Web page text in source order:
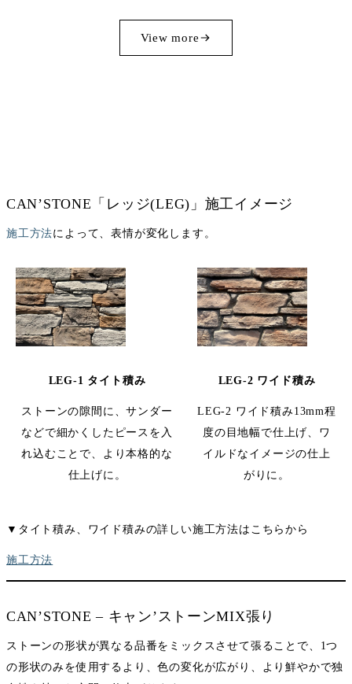
View more
CAN’STONE「レッジ(LEG)」施工イメージ
施工方法によって、表情が変化します。
LEG-1 タイト積み
ストーンの隙間に、サンダー
などで細かくしたピースを入
れ込むことで、より本格的な
仕上げに。
LEG-2 ワイド積み
LEG-2 ワイド積み13mm程
度の目地幅で仕上げ、ワ
イルドなイメージの仕上
がりに。
▼タイト積み、ワイド積みの詳しい施工方法はこちらから
施工方法
CAN’STONE – キャン’ストーンMIX張り
ストーンの形状が異なる品番をミックスさせて張ることで、1つ
の形状のみを使用するより、色の変化が広がり、より鮮やかで独